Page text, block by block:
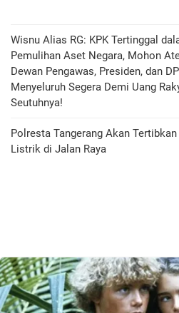
Wisnu Alias RG: KPK Tertinggal
Pemulihan Aset Negara, Mohon
Dewan Pengawas, Presiden, dan
Menyeluruh Segera Demi Uang
Seutuhnya!
Polresta Tangerang Akan Tertibkan
Listrik di Jalan Raya